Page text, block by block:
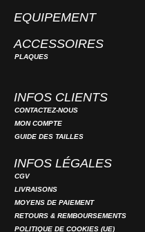
EQUIPEMENT
ACCESSOIRES
PLAQUES
INFOS CLIENTS
CONTACTEZ-NOUS
MON COMPTE
GUIDE DES TAILLES
INFOS LÉGALES
CGV
LIVRAISONS
MOYENS DE PAIEMENT
RETOURS & REMBOURSEMENTS
POLITIQUE DE COOKIES (UE)